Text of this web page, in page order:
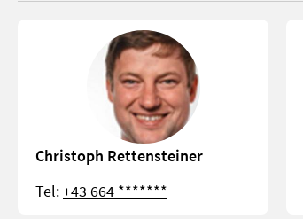
Christoph Rettensteiner
Tel:+43 664 *******